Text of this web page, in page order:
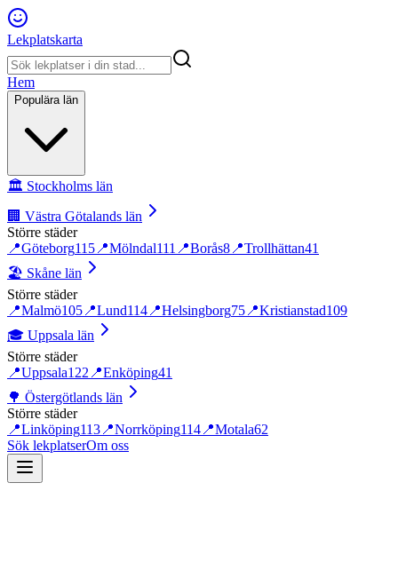
Lekplatskarta
Hem
Populära län
🏛️ Stockholms län
🏢 Västra Götalands län
Större städer
📍Göteborg115 📍Mölndal111 📍Borås8 📍Trollhättan41
🏖️ Skåne län
Större städer
📍Malmö105 📍Lund114 📍Helsingborg75 📍Kristianstad109
🎓 Uppsala län
Större städer
📍Uppsala122 📍Enköping41
🌳 Östergötlands län
Större städer
📍Linköping113 📍Norrköping114 📍Motala62
Sök lekplatserOm oss